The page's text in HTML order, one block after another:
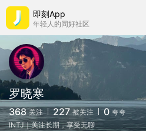
即刻App
年轻人的同好社区
罗晓寒
368 关注 227 被关注 0 夸夸
INTJ｜关注长期，享受无聊